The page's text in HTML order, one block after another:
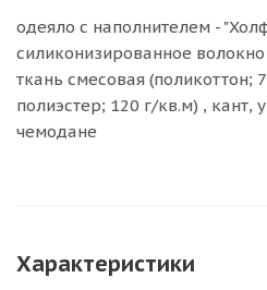
одеяло с наполнителем -
силиконизированное
ткань смесовая (поликоттон;
полиэстер; 120 г/кв.м) , кант,
чемодане
Характеристики